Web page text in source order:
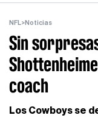
NFL>Noticias
Sin
coach
Los Cowboys se